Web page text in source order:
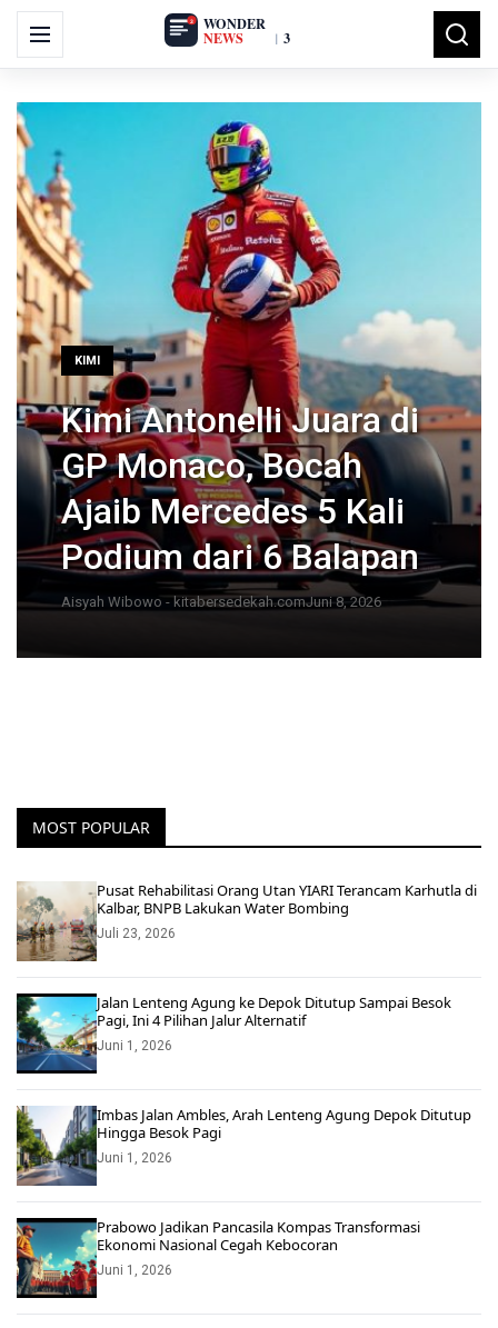
Menu
Search
for:
KIMI
Kimi Antonelli Juara di
GP Monaco, Bocah
Ajaib Mercedes 5 Kali
Podium dari 6 Balapan
Aisyah Wibowo - kitabersedekah.comJuni 8, 2026
MOST POPULAR
Pusat Rehabilitasi Orang Utan YIARI Terancam Karhutla di
Kalbar, BNPB Lakukan Water Bombing
Juli 23, 2026
Jalan Lenteng Agung ke Depok Ditutup Sampai Besok
Pagi, Ini 4 Pilihan Jalur Alternatif
Juni 1, 2026
Imbas Jalan Ambles, Arah Lenteng Agung Depok Ditutup
Hingga Besok Pagi
Juni 1, 2026
Prabowo Jadikan Pancasila Kompas Transformasi
Ekonomi Nasional Cegah Kebocoran
Juni 1, 2026